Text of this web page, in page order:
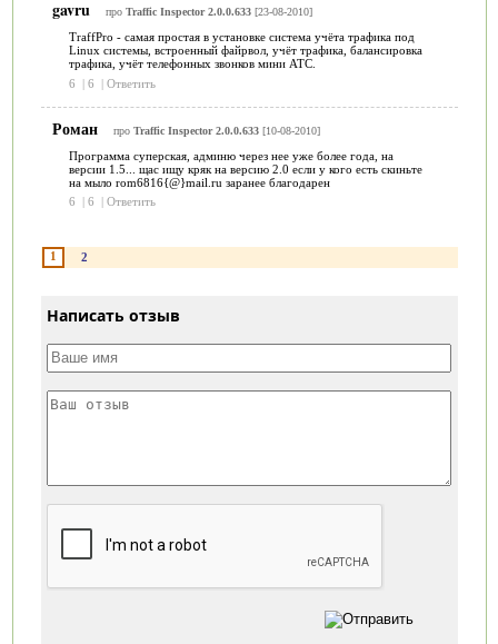
gavru про Traffic Inspector 2.0.0.633[23-08-2010]
TraffPro - самая простая в установке система учёта трафика под
Linux системы, встроенный файрвол, учёт трафика, балансировка
трафика, учёт телефонных звонков мини АТС.
6
| 6 | Ответить
Роман про Traffic Inspector 2.0.0.633[10-08-2010]
Программа суперская, админю через нее уже более года, на
версии 1.5... щас ищу кряк на версию 2.0 если у кого есть скиньте
на мыло rom6816{@}mail.ru заранее благодарен
6
| 6 | Ответить
1 2
Написать отзыв